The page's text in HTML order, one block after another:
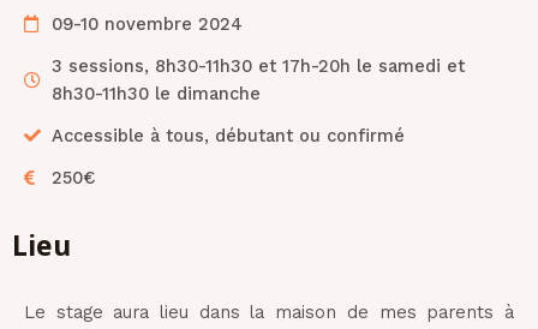
09-10 novembre 2024
3 sessions, 8h30-11h30 et 17h-20h le samedi et
8h30-11h30 le dimanche
Accessible à tous, débutant ou confirmé
250€
Lieu
Le stage aura lieu dans la maison de mes parents à